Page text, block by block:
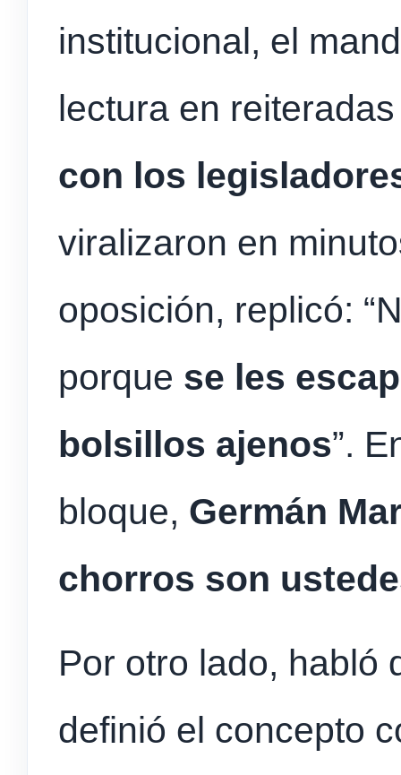
institucional, el
lectura en
con los
viralizaron en
oposición, replicó:
porque se les
bolsillos ajenos”.
bloque, Germán
chorros son
Por otro lado, habló
definió el concepto